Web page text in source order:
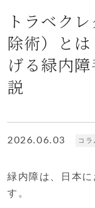
トラベク
除術）と
げる緑内
説
2026.06.03 コラ
緑内障は、日本
す。